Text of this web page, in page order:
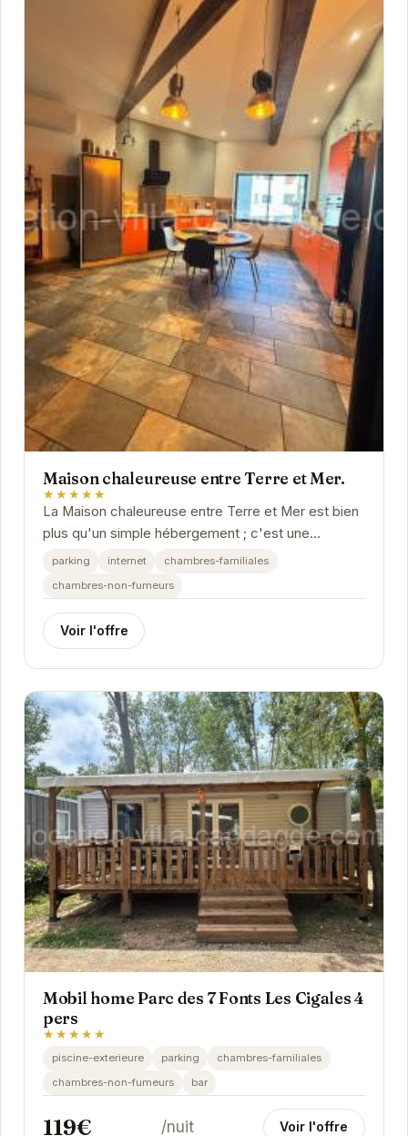
Maison chaleureuse entre Terre et Mer.
★★★★★
La Maison chaleureuse entre Terre et Mer est bien
plus qu'un simple hébergement ; c'est une
expérience. Son emplacement privilégié à Agde
parking internet
chambres-familiales
chambres-non-fumeurs
Voir l'offre
Mobil home Parc des 7 Fonts Les Cigales 4
pers
★★★★★
piscine-exterieure parking
chambres-familiales
chambres-non-fumeurs
bar
119€ /nuit Voir l'offre